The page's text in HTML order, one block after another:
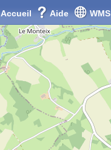
Accueil Aide WMS